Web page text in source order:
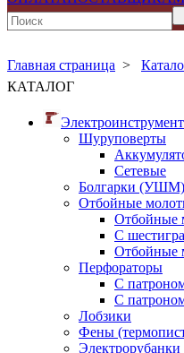
Главная страница >
КАТАЛОГ
Шуруповерты
Сетевые
Болгарки (УШМ)
Отбойные
Отбойные
С
Отбойные
Перфораторы
С
С
Лобзики
Фены
Электрорубанки